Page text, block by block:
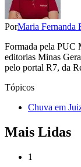
PorMaria Fernanda
Formada pela PUC
editorias Minas
pelo portal R7, da
Tópicos
Chuva em
Mais Lidas
1